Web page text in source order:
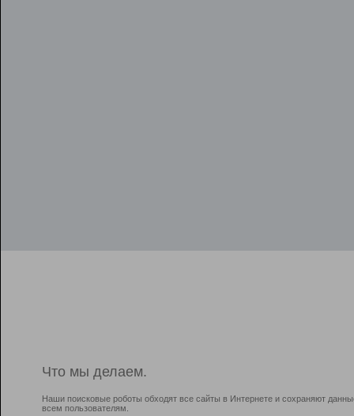
Что мы делаем.
Наши поисковые роботы обходят все сайты в Интернете и сохраняют
всем пользователям.